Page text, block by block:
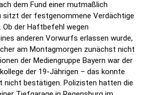
dem Fund einer mutmaßlich
sitzt der festgenommene Verdächtige
der Haftbefehl wegen
anderen Vorwurfs erlassen wurde,
am Montagmorgen zunächst nicht
der Mediengruppe Bayern war der
der 19-Jährigen – das konnte
nicht bestätigen. Polizisten hatten die